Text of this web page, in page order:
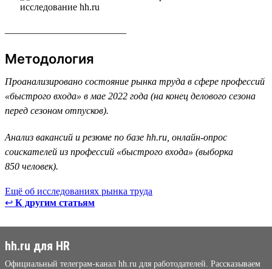
Методология
Проанализировано состояние рынка труда в сфере профессий
«быстрого входа» в мае 2022 года (на конец делового сезона
перед сезоном отпусков).
Анализ вакансий и резюме по базе hh.ru, онлайн-опрос
соискателей из профессий «быстрого входа» (выборка
850 человек).
Ещё об исследованиях рынка труда
↩ К другим статьям
hh.ru для HR
Официальный телеграм-канал hh.ru для работодателей. Рассказываем